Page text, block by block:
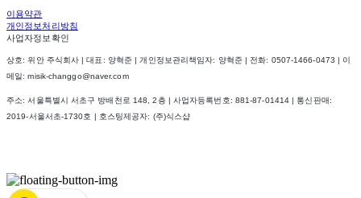
이용약관
개인정보처리방침
사업자정보확인
상호: 위안 주식회사 | 대표: 양혁준 | 개인정보관리책임자: 양혁준 | 전화: 0507-1466-0473 | 이
메일: misik-changgo@naver.com
주소: 서울특별시 서초구 방배천로 148, 2층 | 사업자등록번호: 881-87-01414 | 통신판매:
2019-서울서초-1730호
| 호스팅제공자: (주)식스샵